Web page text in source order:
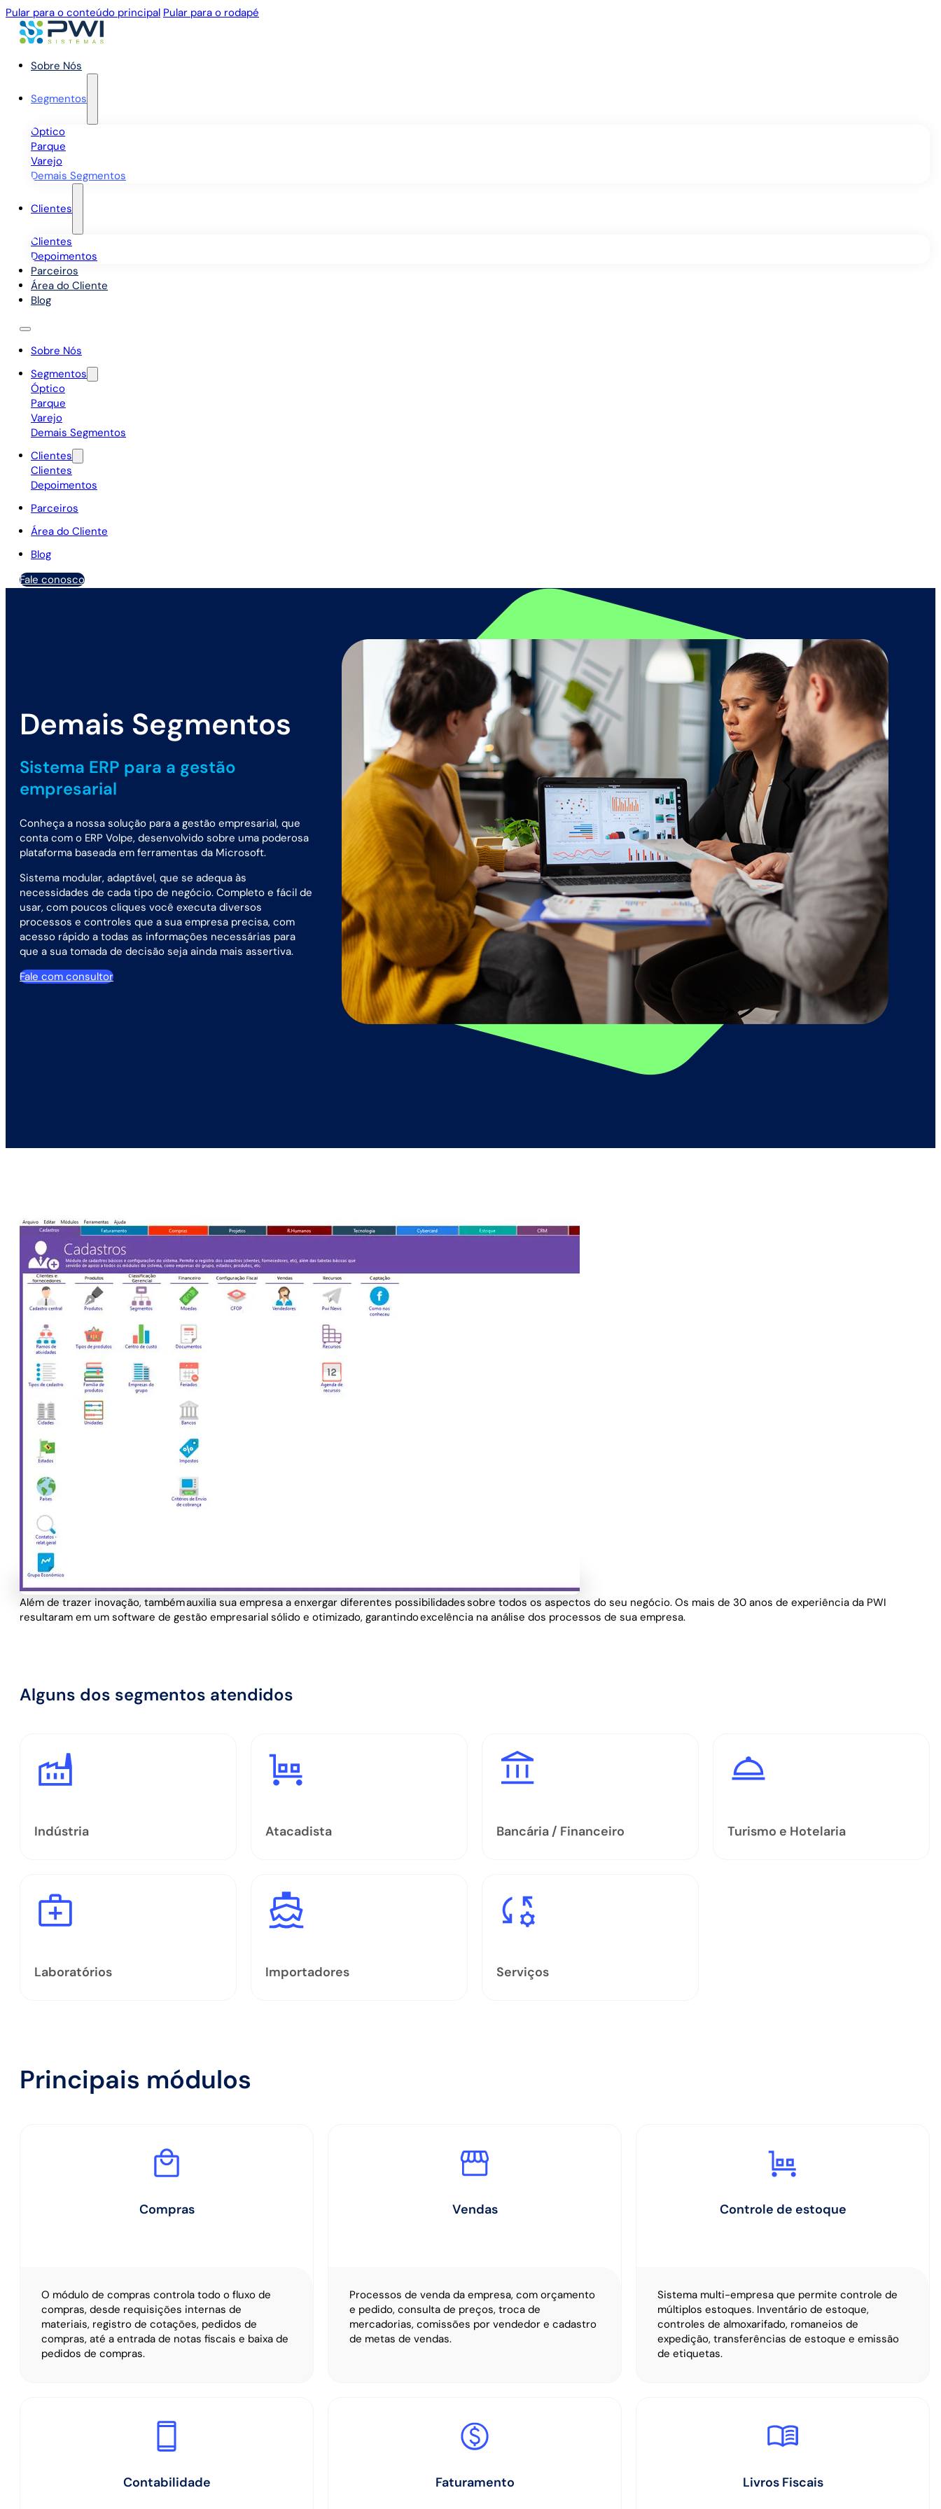
Pular para o conteúdo principal Pular para o rodapé
Sobre Nós
Segmentos
Óptico
Parque
Varejo
Demais Segmentos
Clientes
Clientes
Depoimentos
Parceiros
Área do Cliente
Blog
Sobre Nós
Segmentos
Óptico
Parque
Varejo
Demais Segmentos
Clientes
Clientes
Depoimentos
Parceiros
Área do Cliente
Blog
Fale conosco
Demais Segmentos
Sistema ERP para a gestão
empresarial
Conheça a nossa solução para a gestão empresarial, que
conta com o ERP Volpe, desenvolvido sobre uma poderosa
plataforma baseada em ferramentas da Microsoft.
Sistema modular, adaptável, que se adequa às
necessidades de cada tipo de negócio. Completo e fácil de
usar, com poucos cliques você executa diversos
processos e controles que a sua empresa precisa, com
acesso rápido a todas as informações necessárias para
que a sua tomada de decisão seja ainda mais assertiva.
Fale com consultor
Além de trazer inovação, também auxilia sua empresa a enxergar diferentes possibilidades sobre todos os aspectos do seu negócio. Os mais de 30 anos de experiência da PWI
resultaram em um software de gestão empresarial sólido e otimizado, garantindo excelência na análise dos processos de sua empresa.
Alguns dos segmentos atendidos
Indústria Atacadista Bancária / Financeiro Turismo e Hotelaria
Laboratórios Importadores Serviços
Principais módulos
Compras
O módulo de compras controla todo o fluxo de
compras, desde requisições internas de
materiais, registro de cotações, pedidos de
compras, até a entrada de notas fiscais e baixa de
pedidos de compras.
Vendas
Processos de venda da empresa, com orçamento
e pedido, consulta de preços, troca de
mercadorias, comissões por vendedor e cadastro
de metas de vendas.
Controle de estoque
Sistema multi-empresa que permite controle de
múltiplos estoques. Inventário de estoque,
controles de almoxarifado, romaneios de
expedição, transferências de estoque e emissão
de etiquetas.
Contabilidade Faturamento Livros Fiscais